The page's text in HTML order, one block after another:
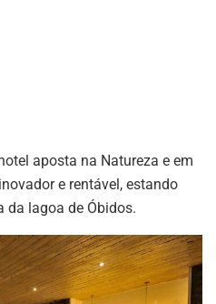
aposta na Natureza e em
e rentável, estando
da lagoa de Óbidos.